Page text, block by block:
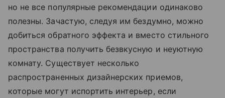
но не все популярные рекомендации одинаково
полезны. Зачастую, следуя им бездумно, можно
добиться обратного эффекта и вместо стильного
пространства получить безвкусную и неуютную
комнату. Существует несколько
распространенных дизайнерских приемов,
которые могут испортить интерьер, если